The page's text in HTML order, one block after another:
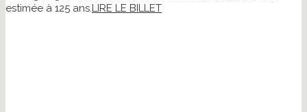
estimée à 125 ans.LIRE LE BILLET